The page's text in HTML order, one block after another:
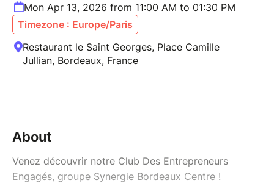
Mon Apr 13, 2026 from 11:00 AM to 01:30 PM
Timezone : Europe/Paris
Restaurant le Saint Georges, Place Camille
Jullian, Bordeaux, France
About
Venez découvrir notre Club Des Entrepreneurs
Engagés, groupe Synergie Bordeaux Centre !